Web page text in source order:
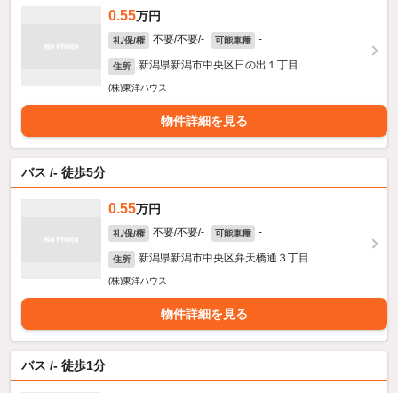
0.55万円
礼/保/権 不要/不要/- 可能車種 -
住所 新潟県新潟市中央区日の出１丁目
(株)東洋ハウス
物件詳細を見る
バス /- 徒歩5分
0.55万円
礼/保/権 不要/不要/- 可能車種 -
住所 新潟県新潟市中央区弁天橋通３丁目
(株)東洋ハウス
物件詳細を見る
バス /- 徒歩1分